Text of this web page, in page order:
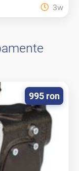
3w
995 ron